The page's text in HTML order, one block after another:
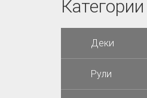
Категории
Деки
Рули